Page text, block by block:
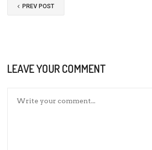
PREV POST
LEAVE YOUR COMMENT